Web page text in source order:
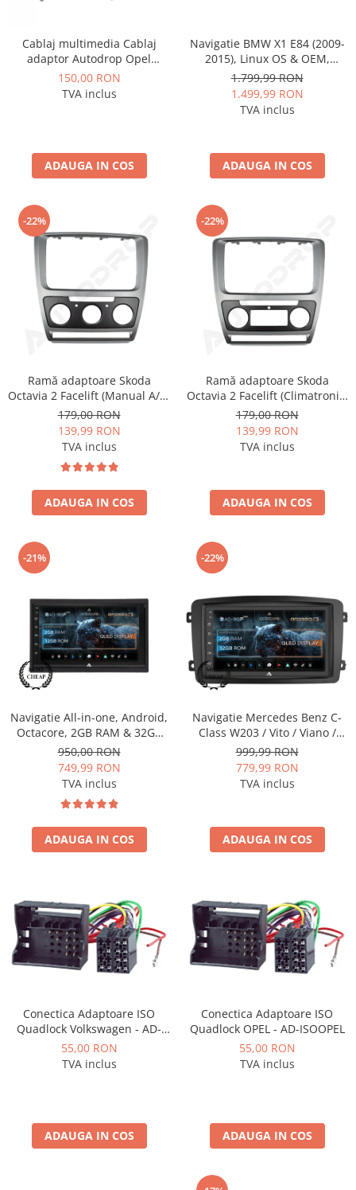
Cablaj multimedia Cablaj
adaptor Autodrop Opel
pentru Navigatii multimedia
Android
150,00 RON
TVA inclus
ADAUGA IN COS
Navigatie BMW X1 E84 (2009-
2015), Linux OS & OEM,
Varianta iDrive, CarPlay &
Android Auto Wireless,
MirrorLink, Camera AHD, 12.3
1.799,99 RON
1.499,99 RON
TVA inclus
ADAUGA IN COS
-22%
Ramă adaptoare Skoda
Octavia 2 Facelift (Manual A/C)
2009-2013 - fațetă 213×133
(RNS 510 / RCD 330), montaj
dedicat
179,00 RON
139,99 RON
TVA inclus
ADAUGA IN COS
-22%
Ramă adaptoare Skoda
Octavia 2 Facelift (Climatronic)
2009-2013 - fațetă 213×133
(RNS 510 / RCD 330), montaj
dedicat
179,00 RON
139,99 RON
TVA inclus
ADAUGA IN COS
-21%
Navigatie All-in-one, Android,
Octacore, 2GB RAM & 32GB
ROM, 7 Inch - AD-BGP1002
950,00 RON
749,99 RON
TVA inclus
ADAUGA IN COS
-22%
Navigatie Mercedes Benz C-
Class W203 / Vito / Viano /
CLK, Android, P-Octacore /
2GB RAM + 32GB ROM, 7 Inch
- AD-BGP1002+AD-BGRBE014
999,99 RON
779,99 RON
TVA inclus
ADAUGA IN COS
Conectica Adaptoare ISO
Quadlock Volkswagen - AD-
ISOVW
55,00 RON
TVA inclus
ADAUGA IN COS
Conectica Adaptoare ISO
Quadlock OPEL - AD-ISOOPEL
55,00 RON
TVA inclus
ADAUGA IN COS